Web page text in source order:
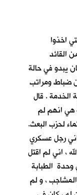
اخذوا
القائد
يبدو في حالة
ضباط ومراتب
الخدمة . قال
هي انهم لم
لحزب البعث.
رجل عسكري
، اني لم اقتل
الطبابة
، و لم